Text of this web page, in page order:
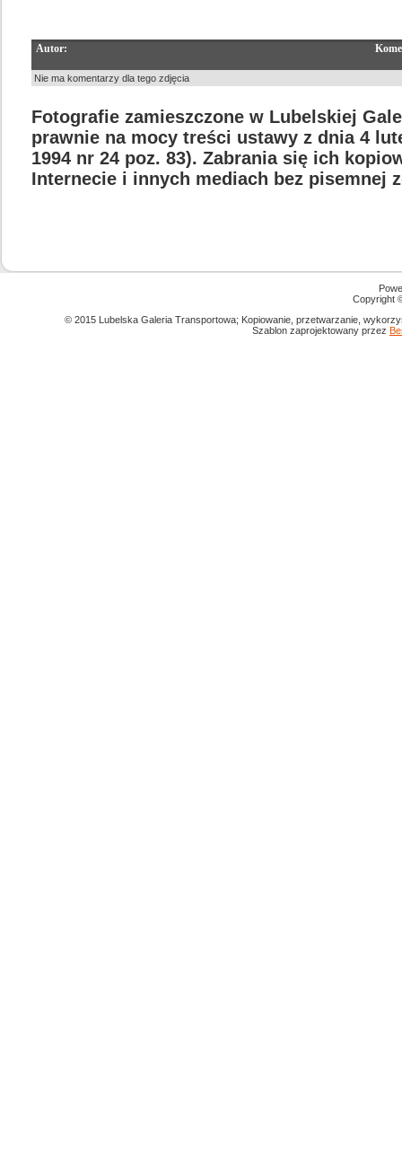
Autor:
Nie ma komentarzy dla tego zdjęcia
Fotografie zamieszczone w Lubelskiej
prawnie na mocy treści ustawy z dnia 4
1994 nr 24 poz. 83). Zabrania się ich
Internecie i innych mediach bez pisemnej
Copyright
© 2015 Lubelska Galeria Transportowa; Kopiowanie, przetwarzanie,
Szablon zaprojektowany przez